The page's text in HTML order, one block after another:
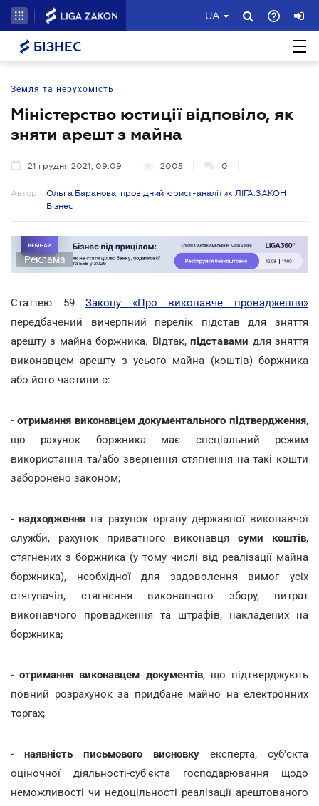
UA
БІЗНЕС
Земля та нерухомість
Міністерство юстиції відповіло, як
зняти арешт з майна
21 грудня 2021, 09:09 2005 0
Автор:
Ольга Баранова, провідний юрист-аналітик ЛІГА:ЗАКОН
Бізнес
Реклама
Статтею 59Закону «Про виконавче провадження»
передбачений вичерпний перелік підстав для зняття
арешту з майна боржника. Відтак,підставами для зняття
виконавцем арешту з усього майна (коштів) боржника
або його частини є:
- отримання виконавцем документального підтвердження,
що рахунок боржника має спеціальний режим
використання та/або звернення стягнення на такі кошти
заборонено законом;
-надходження на рахунок органу державної виконавчої
служби, рахунок приватного виконавцясуми коштів,
стягнених з боржника (у тому числі від реалізації майна
боржника), необхідної для задоволення вимог усіх
стягувачів, стягнення виконавчого збору, витрат
виконавчого провадження та штрафів, накладених на
боржника;
-отримання виконавцем документів, що підтверджують
повний розрахунок за придбане майно на електронних
торгах;
- наявність письмового висновку експерта, суб'єкта
оціночної діяльності-суб'єкта господарювання щодо
неможливості чи недоцільності реалізації арештованого